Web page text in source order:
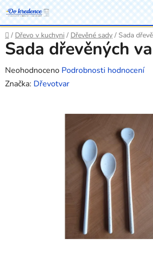
Přejít
na
obsah
Domů
/ Dřevo v kuchyni / Dřevěné sady / Sada
Sada dřevěných
Průměrné
hodnocení
Neohodnoceno Podrobnosti hodnocení
Značka: Dřevotvar